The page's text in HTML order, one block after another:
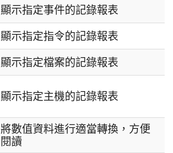
顯示指定事件的記錄報表
顯示指定指令的記錄報表
顯示指定檔案的記錄報表
顯示指定主機的記錄報表
將數值資料進行適當轉換，方便
閱讀